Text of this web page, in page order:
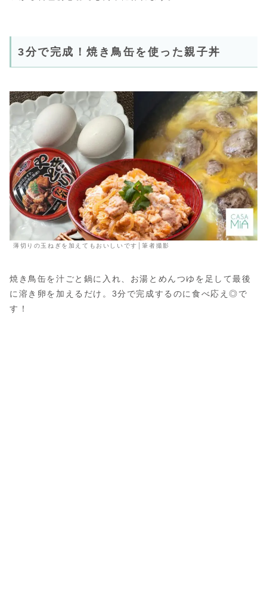
3分で完成！焼き鳥缶を使った親子丼
薄切りの玉ねぎを加えてもおいしいです│筆者撮影
焼き鳥缶を汁ごと鍋に入れ、お湯とめんつゆを足して最後
に溶き卵を加えるだけ。3分で完成するのに食べ応え◎で
す！